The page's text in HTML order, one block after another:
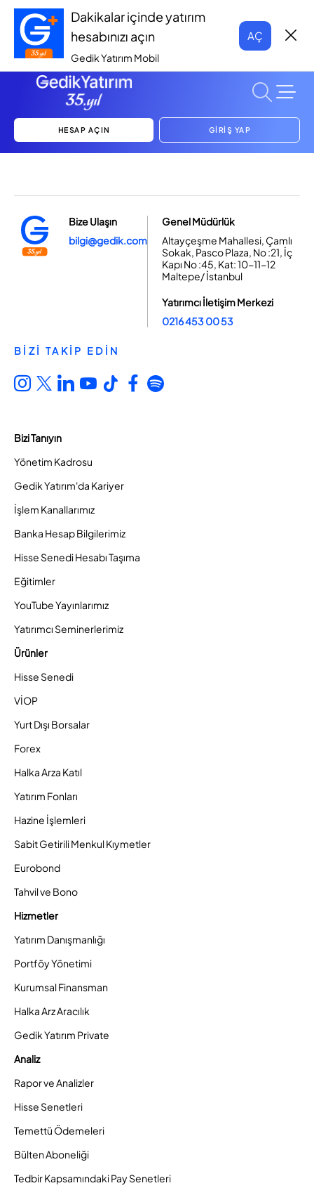
Dakikalar içinde yatırım
hesabınızı açın
Gedik Yatırım Mobil
AÇ
HESAP AÇIN GİRİŞ YAP
Bize Ulaşın
bilgi@gedik.com
Genel Müdürlük
Altayçeşme Mahallesi, Çamlı
Sokak, Pasco Plaza, No :21, İç
Kapı No :45, Kat: 10-11-12
Maltepe/ İstanbul
Yatırımcı İletişim Merkezi
0216 453 00 53
BİZİ TAKİP EDİN
Bizi Tanıyın
Yönetim Kadrosu
Gedik Yatırım'da Kariyer
İşlem Kanallarımız
Banka Hesap Bilgilerimiz
Hisse Senedi Hesabı Taşıma
Eğitimler
YouTube Yayınlarımız
Yatırımcı Seminerlerimiz
Ürünler
Hisse Senedi
VİOP
Yurt Dışı Borsalar
Forex
Halka Arza Katıl
Yatırım Fonları
Hazine İşlemleri
Sabit Getirili Menkul Kıymetler
Eurobond
Tahvil ve Bono
Hizmetler
Yatırım Danışmanlığı
Portföy Yönetimi
Kurumsal Finansman
Halka Arz Aracılık
Gedik Yatırım Private
Analiz
Rapor ve Analizler
Hisse Senetleri
Temettü Ödemeleri
Bülten Aboneliği
Tedbir Kapsamındaki Pay Senetleri